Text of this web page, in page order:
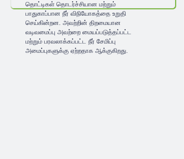
தொட்டிகள் தொடர்ச்சியான மற்றும்
பாதுகாப்பான நீர் விநியோகத்தை உறுதி
செய்கின்றன. அவற்றின் திறமையான
வடிவமைப்பு அவற்றை மையப்படுத்தப்பட்ட
மற்றும் பரவலாக்கப்பட்ட நீர் சேமிப்பு
அமைப்புகளுக்கு ஏற்றதாக ஆக்குகிறது.